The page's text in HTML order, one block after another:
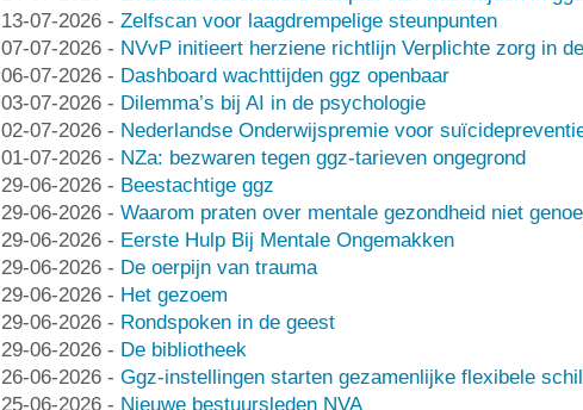
13-07-2026 - Zelfscan voor laagdrempelige steunpunten
07-07-2026 - NVvP initieert herziene richtlijn Verplichte zorg in
06-07-2026 - Dashboard wachttijden ggz openbaar
03-07-2026 - Dilemma’s bij AI in de psychologie
02-07-2026 - Nederlandse Onderwijspremie voor
01-07-2026 - NZa: bezwaren tegen ggz-tarieven ongegrond
29-06-2026 - Beestachtige ggz
29-06-2026 - Waarom praten over mentale gezondheid niet
29-06-2026 - Eerste Hulp Bij Mentale Ongemakken
29-06-2026 - De oerpijn van trauma
29-06-2026 - Het gezoem
29-06-2026 - Rondspoken in de geest
29-06-2026 - De bibliotheek
26-06-2026 - Ggz-instellingen starten gezamenlijke flexibele schil
25-06-2026 - Nieuwe bestuursleden NVA